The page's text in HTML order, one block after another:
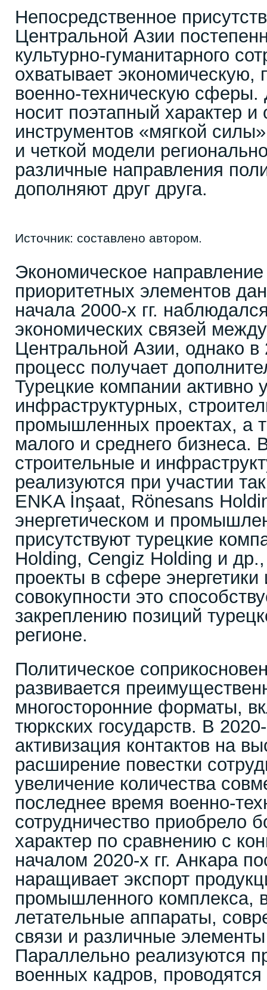
Непосредственное
Центральной Азии
культурно-гуманитарного
охватывает экономическую,
военно-техническую
носит поэтапный характер и
инструментов «мягкой
и четкой модели
различные направления
дополняют друг друга.
Источник: составлено автором.
Экономическое
приоритетных элементов
начала 2000-х гг.
экономических связей
Центральной Азии, однако в
процесс получает
Турецкие компании активно
инфраструктурных,
промышленных проектах, а
малого и среднего бизнеса.
строительные и
реализуются при участии
ENKA İnşaat, Rönesans
энергетическом и
присутствуют турецкие
Holding, Cengiz Holding и
проекты в сфере
совокупности это
закреплению позиций
регионе.
Политическое
развивается
многосторонние форматы,
тюркских государств. В
активизация контактов на
расширение повестки
увеличение количества
последнее время военно-
сотрудничество приобрело
характер по сравнению с
началом 2020-х гг. Анкара
наращивает экспорт
промышленного комплекса,
летательные аппараты,
связи и различные
Параллельно реализуются
военных кадров, проводятся